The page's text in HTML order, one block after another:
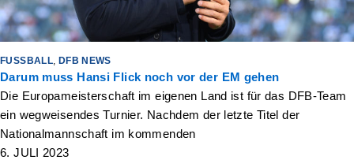
FUSSBALL DFB NEWS
Darum muss Hansi Flick noch vor der EM gehen
Die Europameisterschaft im eigenen Land ist für das DFB-Team
ein wegweisendes Turnier. Nachdem der letzte Titel der
Nationalmannschaft im kommenden
6. JULI 2023